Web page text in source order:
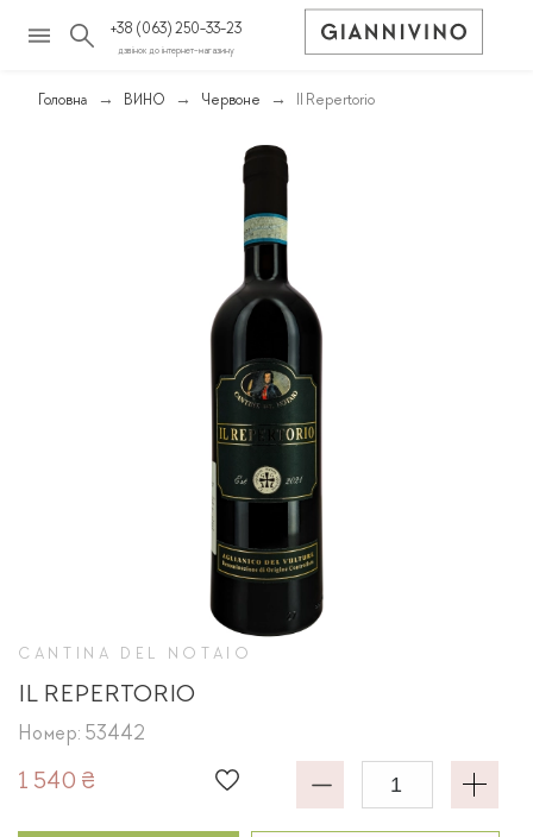
+38 (063) 250-33-23
дзвінок до інтернет-магазину
Головна ВИНО Червоне Il Repertorio
CANTINA DEL NOTAIO
IL REPERTORIO
Номер: 53442
1 540 ₴